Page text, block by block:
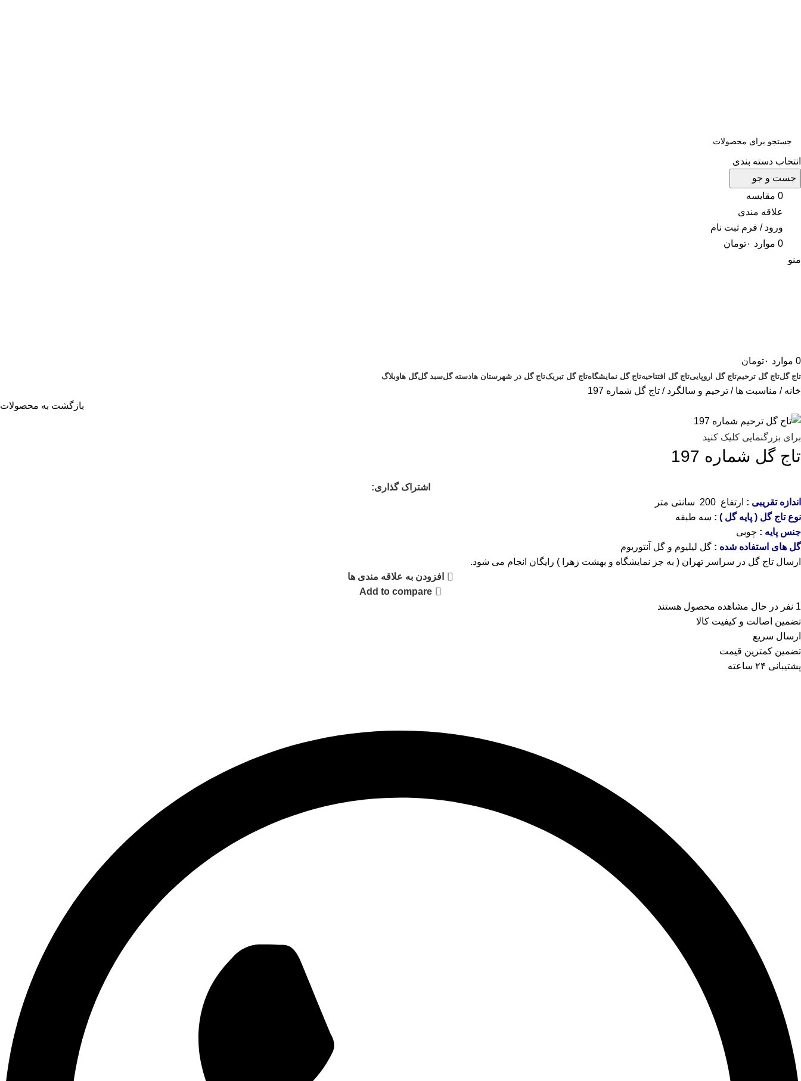
انتخاب دسته بندی
جست و جو
0 مقایسه
علاقه مندی
ورود / فرم ثبت نام
0 موارد ۰تومان
منو
0 موارد ۰تومان
تاج گلتاج گل ترحیمتاج گل اروپاییتاج گل افتتاحیهتاج گل نمایشگاهتاج گل تبریکتاج گل در شهرستان هادسته گلسبد گلگل هاوبلاگ
خانه مناسبت ها ترحیم و سالگرد تاج گل شماره 197
بازگشت به محصولات
برای بزرگنمایی کلیک کنید
تاج گل شماره 197
اشتراک گذاری:
اندازه تقریبی : ارتفاع 200 سانتی متر
نوع تاج گل ( پایه گل ) : سه طبقه
جنس پایه : چوبی
گل های استفاده شده : گل لیلیوم و گل آنتوریوم
ارسال تاج گل در سراسر تهران ( به جز نمایشگاه و بهشت زهرا ) رایگان انجام می شود.
افزودن به علاقه مندی ها
Add to compare
1 نفر در حال مشاهده محصول هستند
تضمین اصالت و کیفیت کالا
ارسال سریع
تضمین کمترین قیمت
پشتیبانی ۲۴ ساعته